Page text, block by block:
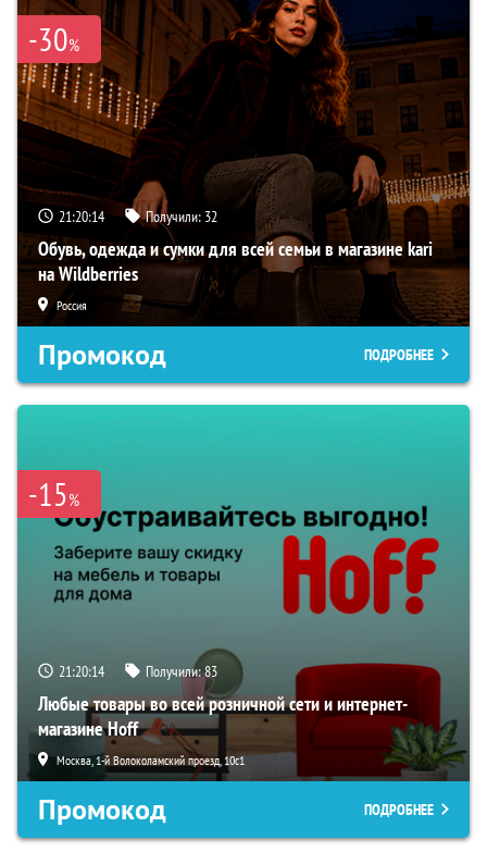
-30%
21:20:13 Получили: 32
Обувь, одежда и сумки для всей семьи в магазине kari
на Wildberries
Россия
Промокод ПОДРОБНЕЕ
-15%
21:20:13 Получили:83
Любые товары во всей розничной сети и интернет-
магазине Hoff
Москва, 1-й Волоколамский проезд, 10с1
Промокод ПОДРОБНЕЕ